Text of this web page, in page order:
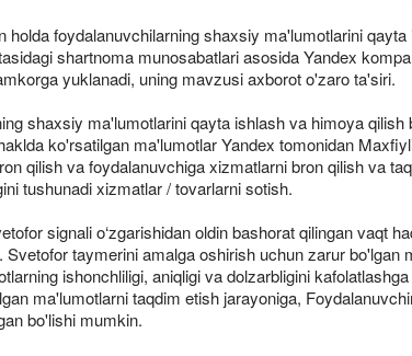
holda foydalanuvchilarning shaxsiy ma'lumotlarini
shartnoma munosabatlari asosida Yandex
yuklanadi, uning mavzusi axborot o'zaro ta'siri.
shaxsiy ma'lumotlarini qayta ishlash va himoya
ko'rsatilgan ma'lumotlar Yandex tomonidan
qilish va foydalanuvchiga xizmatlarni bron qilish va
tushunadi xizmatlar / tovarlarni sotish.
signali o‘zgarishidan oldin bashorat qilingan vaqt
Svetofor taymerini amalga oshirish uchun zarur
ishonchliligi, aniqligi va dolzarbligini
ma'lumotlarni taqdim etish jarayoniga,
bo'lishi mumkin.